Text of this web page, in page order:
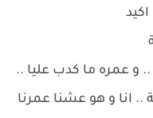
عمره ما كدب عليا ..
انا و هو عشنا عمرنا